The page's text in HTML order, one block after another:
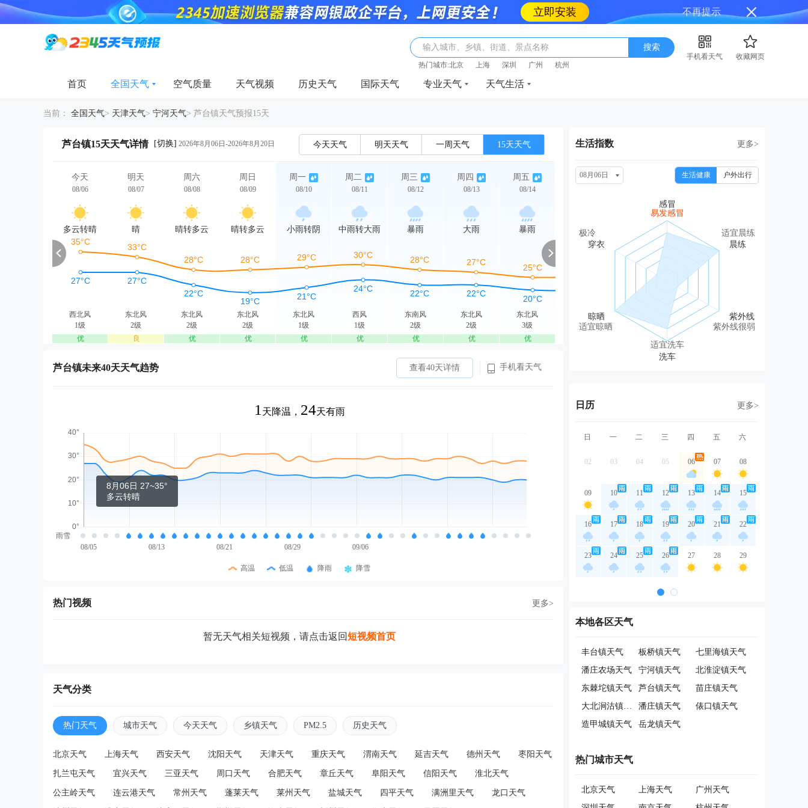
立即安装 不再提示
输入城市、乡镇、街道、景点名称 搜索
手机看天气
收藏网页
热门城市:北京 上海 深圳 广州 杭州
首页 全国天气 空气质量 天气视频 历史天气 国际天气 专业天气 天气生活
当前： 全国天气> 天津天气> 宁河天气> 芦台镇天气预报15天
芦台镇15天天气详情 [切换] 2026年8月06日-2026年8月20日 今天天气 明天天气 一周天气 15天天气
今天
08/06
多云转晴
西北风
1级
优
明天
08/07
晴
东北风
2级
良
周六
08/08
晴转多云
东北风
2级
优
周日
08/09
晴转多云
东北风
2级
优
周一
08/10
小雨转阴
东北风
1级
优
周二
08/11
中雨转大雨
西风
1级
优
周三
08/12
暴雨
东南风
2级
优
周四
08/13
大雨
东北风
2级
优
周五
08/14
暴雨
东北风
3级
优
周六
大雨转中雨
东北风
3级
中雨转多云
东北风
3级
周一
小雨转多云
东北风
2级
周二
小雨
东风
2级
芦台镇未来40天天气趋势 查看40天详情 手机看天气
1 天降温， 24天有雨
8月06日 27~35°
多云转晴
雨雪
08/05
08/13 08/21 08/29 09/06
高温 低温 降雨 降雪
热门视频 更多>
暂无天气相关短视频，请点击返回短视频首页
天气分类
热门天气 城市天气 今天天气 乡镇天气 PM2.5 历史天气
北京天气 上海天气 西安天气 沈阳天气 天津天气 重庆天气 渭南天气 延吉天气 德州天气 枣阳天气
扎兰屯天气 宜兴天气 三亚天气 周口天气 合肥天气 章丘天气 阜阳天气 信阳天气 淮北天气
公主岭天气 连云港天气 常州天气 蓬莱天气 莱州天气 盐城天气 四平天气 满洲里天气 龙口天气
生活指数 更多>
08月06日 生活健康 户外出行
易发感冒
极冷
适宜晾晒
适宜洗车
紫外线很弱
适宜晨练
日历 更多>
日 一 二 三 四 五 六
02 03 04 05 06 07 08
09 10 11 12 13 14 15
16 17 18 19 20 21 22
23 24 25 26 27 28 29
本地各区天气
丰台镇天气 板桥镇天气
七里海镇天气
潘庄农场天气
宁河镇天气
北淮淀镇天气
东棘坨镇天气
芦台镇天气
苗庄镇天气
大北涧沽镇天气
潘庄镇天气
俵口镇天气
造甲城镇天气
岳龙镇天气
热门城市天气
北京天气 上海天气
广州天气